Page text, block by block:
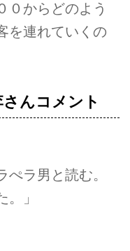
０からどのよう
を連れていくの
んコメント
ぺラ男と読む。
」